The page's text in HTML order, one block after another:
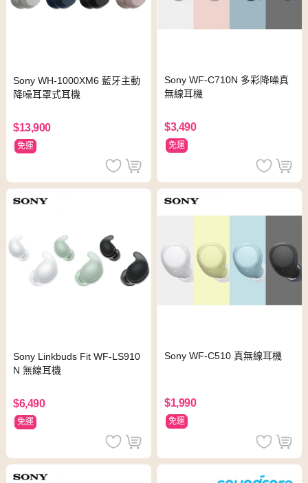
Sony WH-1000XM6 藍牙主動
降噪耳罩式耳機
$13,900
免運
Sony WF-C710N 多彩降噪真
無線耳機
$3,490
免運
Sony Linkbuds Fit WF-LS910
N 無線耳機
$6,490
免運
Sony WF-C510 真無線耳機
$1,990
免運